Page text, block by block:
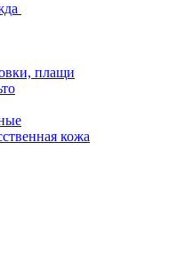
плащи
кожа